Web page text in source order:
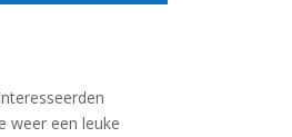
weer een leuke